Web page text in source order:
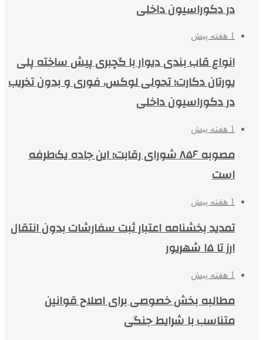
در دکوراسیون داخلی
1 هفته پیش
انواع قاب بندی دیوار با گچبری پیش ساخته پلی
یورتان دکارت؛ تحولی لوکس، فوری و بدون تخریب
در دکوراسیون داخلی
1 هفته پیش
مصوبه ۸۵۶ شورای رقابت؛ این جاده یک‌طرفه
است
1 هفته پیش
تمدید بخشنامه اعتبار ثبت سفارشات بدون انتقال
ارز تا ۱۵ شهریور
1 هفته پیش
مطالبه بخش خصوصی برای اصلاح قوانین
متناسب با شرایط جنگی